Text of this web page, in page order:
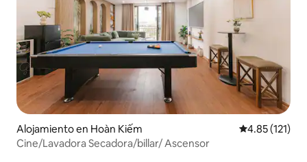
Alojamiento en Hoàn Kiếm Calificación
4.85 (121)
Cine/Lavadora Secadora/billar/ Ascensor